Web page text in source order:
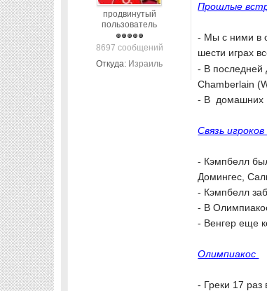
продвинутый
пользователь
8697 сообщений
Откуда: Израиль
Прошлые
- Мы с ними в
шести играх
- В последней
Chamberlain
- В домашних
Связь
- Кэмпбелл
Домингес,
- Кэмпбелл
- В
- Венгер еще
Олимпиакос
- Греки 17 раз